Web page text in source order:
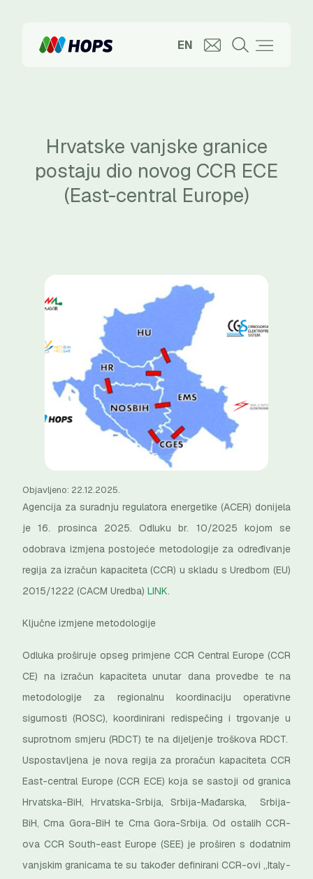
EN
Hrvatske vanjske granice
postaju dio novog CCR ECE
(East-central Europe)
Objavljeno: 22.12.2025.
Agencija za suradnju regulatora energetike (ACER) donijela
je 16. prosinca 2025. Odluku br. 10/2025 kojom se
odobrava izmjena postojeće metodologije za određivanje
regija za izračun kapaciteta (CCR) u skladu s Uredbom (EU)
2015/1222 (CACM Uredba) LINK.
Ključne izmjene metodologije
Odluka proširuje opseg primjene CCR Central Europe (CCR
CE) na izračun kapaciteta unutar dana provedbe te na
metodologije za regionalnu koordinaciju operativne
sigurnosti (ROSC), koordinirani redispečing i trgovanje u
suprotnom smjeru (RDCT) te na dijeljenje troškova RDCT.
Uspostavljena je nova regija za proračun kapaciteta CCR
East-central Europe (CCR ECE) koja se sastoji od granica
Hrvatska-BiH, Hrvatska-Srbija, Srbija-Mađarska, Srbija-
BiH, Crna Gora-BiH te Crna Gora-Srbija. Od ostalih CCR-
ova CCR South-east Europe (SEE) je proširen s dodatnim
vanjskim granicama te su također definirani CCR-ovi „Italy-